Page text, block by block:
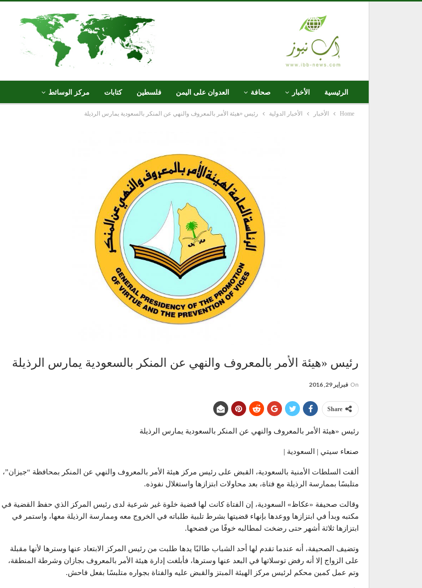
الرئيسية الأخبار صحافة العدوان على اليمن فلسطين كتابات مركز الوسائط
Home الأخبار الأخبار الدولية رئيس «هيئة الأمر بالمعروف والنهي عن المنكر بالسعودية يمارس الرذيلة
رئيس «هيئة الأمر بالمعروف والنهي عن المنكر بالسعودية يمارس الرذيلة
On فبراير 29, 2016
Share
رئيس «هيئة الأمر بالمعروف والنهي عن المنكر بالسعودية يمارس الرذيلة
صنعاء سيتي | السعودية |
ألقت السلطات الأمنية بالسعودية، القبض على رئيس مركز هيئة الأمر بالمعروف والنهي عن المنكر بمحافظة “جيزان”،
متلبسًا بممارسة الرذيلة مع فتاة، بعد محاولات ابتزازها واستغلال نفوذه.
وقالت صحيفة «عكاظ» السعودية، إن الفتاة كانت لها قضية خلوة غير شرعية لدى رئيس المركز الذي حفظ القضية في
مكتبه وبدأ في ابتزازها ووعدها بإنهاء قضيتها بشرط تلبية طلباته في الخروج معه وممارسة الرذيلة معها، واستمر في
ابتزازها ثلاثة أشهر حتى رضخت لمطالبه خوفًا من فضحها.
وتضيف الصحيفة، أنه عندما تقدم لها أحد الشباب طالبًا يدها طلبت من رئيس المركز الابتعاد عنها وسترها لأنها مقبلة
على الزواج إلا أنه رفض توسلاتها في البعد عنها وسترها، فأبلغت إدارة هيئة الأمر بالمعروف بجازان وشرطة المنطقة،
وتم عمل كمين محكم لرئيس مركز الهيئة المبتز والقبض عليه والفتاة بجواره متلبسًا بفعل فاحش.